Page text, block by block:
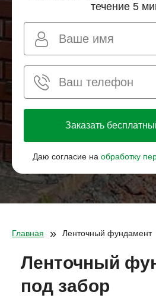
течение 5
Заказать
Даю согласие на обработку
Главная » Ленточный фундамент
Ленточный
под забор